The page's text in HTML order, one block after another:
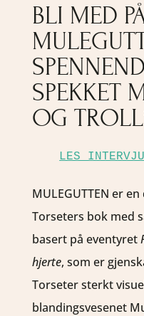
BLI MED
SPEKKET
OG
LES
MULEGUTTEN er
Torseters bok med
basert på eventyret
hjerte, som er
Torseter sterkt
blandingsvesenet